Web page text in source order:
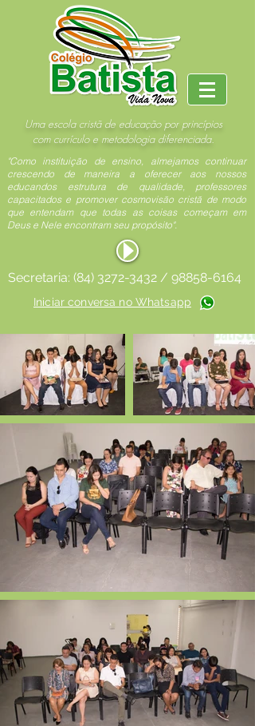
Uma escola cristã de educação por princípios
com currículo e metodologia diferenciada.
"Como instituição de ensino, almejamos continuar
crescendo de maneira a oferecer aos nossos
educandos estrutura de qualidade, professores
capacitados e promover cosmovisão cristã de modo
que entendam que todas as coisas começam em
Deus e Nele encontram seu propósito".
Secretaria: (84) 3272-3432 / 98858-6164
Iniciar conversa no Whatsapp